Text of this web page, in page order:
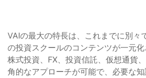
VAIの最大の特長は、これまでに別々
の投資スクールのコンテンツが一元化
株式投資、FX、投資信託、仮想通貨
角的なアプローチが可能で、必要な